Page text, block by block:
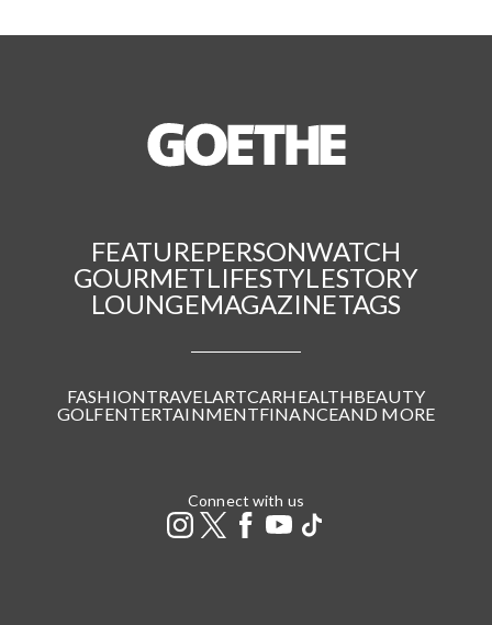
FEATUREPERSONWATCH
GOURMETLIFESTYLESTORY
LOUNGEMAGAZINETAGS
FASHIONTRAVEL ARTCARHEALTHBEAUTY
GOLFENTERTAINMENTFINANCEAND MORE
Connect with us